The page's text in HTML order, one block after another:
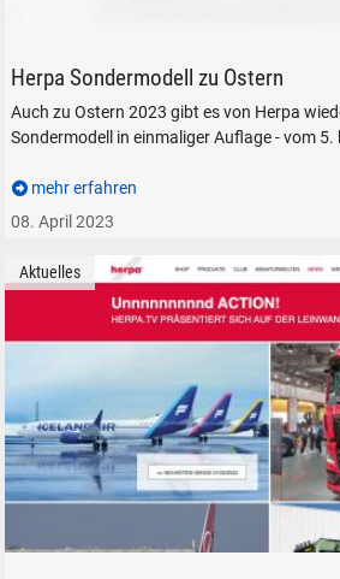
Herpa Sondermodell zu Ostern
Auch zu Ostern 2023 gibt es von Herpa
Sondermodell in einmaliger Auflage - vom
mehr erfahren
08. April 2023
Aktuelles